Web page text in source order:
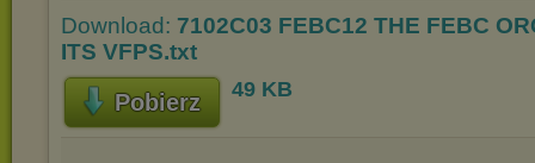
Download: 7102C03 FEBC12 THE FEBC
ITS VFPS.txt
Pobierz 49 KB